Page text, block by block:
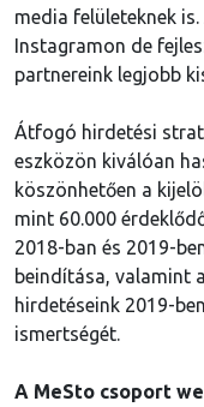
media felületeknek
Instagramon de
partnereink legjobb
Átfogó hirdetési
eszközön kiválóan
köszönhetően a
mint 60.000
2018-ban és 2019-
beindítása, valamint
hirdetéseink 2019-
ismertségét.
A MeSto csoport